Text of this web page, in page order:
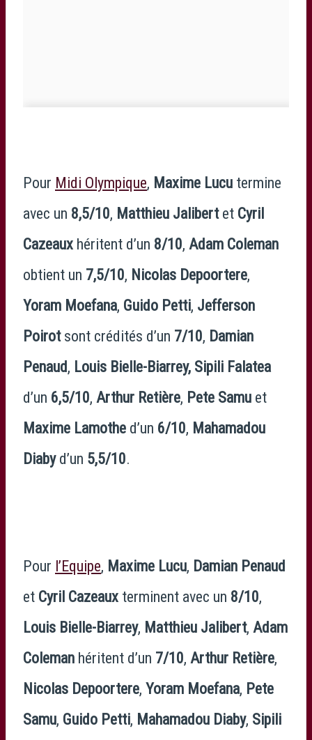
Pour Midi Olympique, Maxime Lucu termine
avec un 8,5/10, Matthieu Jalibertet Cyril
Cazeaux héritent d’un 8/10, Adam Coleman
obtient un 7,5/10, Nicolas Depoortere,
Yoram Moefana, Guido Petti, Jefferson
Poirotsont crédités d’un 7/10, Damian
Penaud, Louis Bielle-Biarrey, Sipili Falatea
d’un 6,5/10, Arthur Retière, Pete Samu et
Maxime Lamothe d’un 6/10, Mahamadou
Diabyd’un 5,5/10.
Pour l’Equipe, Maxime Lucu, Damian Penaud
et Cyril Cazeaux terminent avec un 8/10,
Louis Bielle-Biarrey, Matthieu Jalibert, Adam
Coleman héritent d’un 7/10, Arthur Retière,
Nicolas Depoortere, Yoram Moefana, Pete
Samu, Guido Petti, Mahamadou Diaby, Sipili